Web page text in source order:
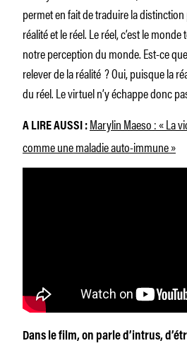
permet en fait de traduire la
réalité et le réel. Le réel, c’est le monde
notre perception du monde. Est-ce
relever de la réalité ? Oui, puisque la
du réel. Le virtuel n’y échappe donc
A LIRE AUSSI : Marylin Maeso : « La
comme une maladie auto-immune »
Dans le film, on parle d’intrus,